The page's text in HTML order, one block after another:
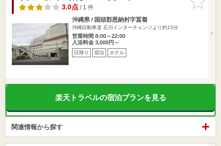
りに追加
3.0点/ 1 件
沖縄県 / 国頭郡恩納村字冨着
沖縄自動車道 石川インターチェンジより約15分
営業時間 8:00～22:00
入浴料金 3,000円～
日帰り 宿泊 ホテル
楽天トラベルの宿泊プランを見る
関連情報から探す